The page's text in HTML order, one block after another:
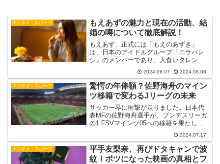
エンタメ・スポーツ
もえあずの魅力と現在の活動、結
婚の噂について徹底解説！
もえあず、正式には「もえのあずき」
は、日本のアイドルグループ「エラバレ
シ」のメンバーであり、大食いタレント
としても知られています。彼女の魅力的
な笑顔と驚異的な食べっぷりは、多くの
ファンを魅了しています。この記事で
は、もえあずの魅力、現在の活...
2024.06.07 2024.06.08
エンタメ・スポーツ
驚愕の年俸額？佐野海舟のマイン
ツ移籍で変わるJリーグの未来
サッカー界に衝撃が走りました。日本代
表MFの佐野海舟選手が、ブンデスリーガ
の1.FSVマインツ05への移籍を果たした
のです。この移籍は、Jリーグの未来にど
のような影響を与えるのでしょうか？そ
して、佐野選手の年俸はどれほどのもの
なのでしょうか...
2024.07.17
エンタメ・スポーツ
平手友梨奈、再びドタキャンで波
紋！ボツになった映画の真相とフ